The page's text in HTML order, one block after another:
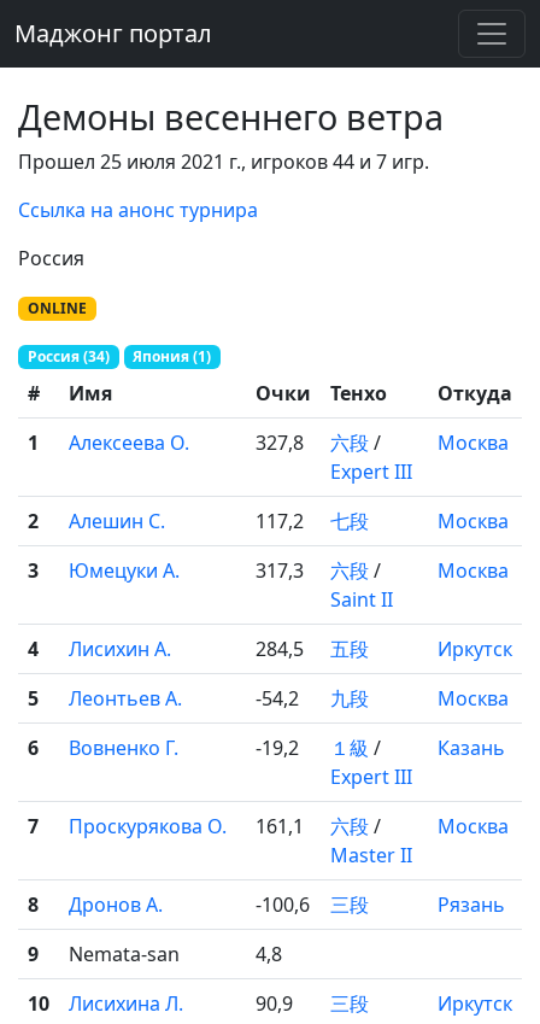
Маджонг портал
Демоны весеннего ветра
Прошел 25 июля 2021 г., игроков 44 и 7 игр.
Ссылка на анонс турнира
Россия
ONLINE
Россия (34) Япония (1)
# Имя Очки Тенхо
Откуда
1
Алексеева О. 327,8 六段/
Expert III
Москва
2 Алешин С. 117,2 七段
Москва
3
Юмецуки А. 317,3 六段/
Saint II
Москва
4 Лисихин А. 284,5 五段
Иркутск
5
Леонтьев А. -54,2 九段
Москва
6
Вовненко Г. -19,2 １級 /
Expert III
Казань
7 Проскурякова О. 161,1 六段/
Master II
Москва
8 Дронов А. -100,6 三段
Рязань
9
Nemata-san
4,8
10
Лисихина Л. 90,9 三段
Иркутск